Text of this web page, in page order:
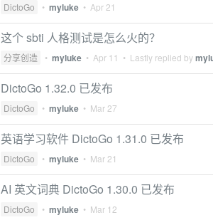
DictoGo • myluke • Apr 21
这个 sbti 人格测试是怎么火的？
分享创造 • myluke • Apr 11 • Lastly replied by
DictoGo 1.32.0 已发布
DictoGo • myluke • Mar 27
英语学习软件 DictoGo 1.31.0 已发布
DictoGo • myluke • Mar 21
AI 英文词典 DictoGo 1.30.0 已发布
DictoGo • myluke • Mar 12